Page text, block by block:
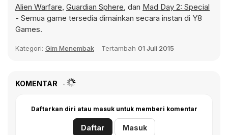
Alien Warfare, Guardian Sphere, dan Mad Day 2: Special
- Semua game tersedia dimainkan secara instan di Y8
Games.
Kategori: Gim Menembak Tertambah 01 Juli 2015
KOMENTAR
Daftarkan diri atau masuk untuk memberi komentar
Daftar Masuk